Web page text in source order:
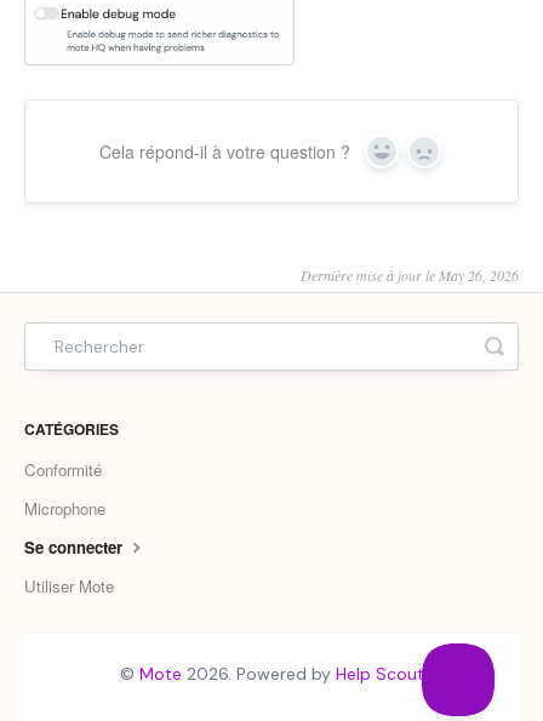
Cela répond-il à votre question ? Yes No
Dernière mise à jour le May 26, 2026
CATÉGORIES
Conformité
Microphone
Se connecter
Utiliser Mote
© Mote 2026. Powered by Help Scout